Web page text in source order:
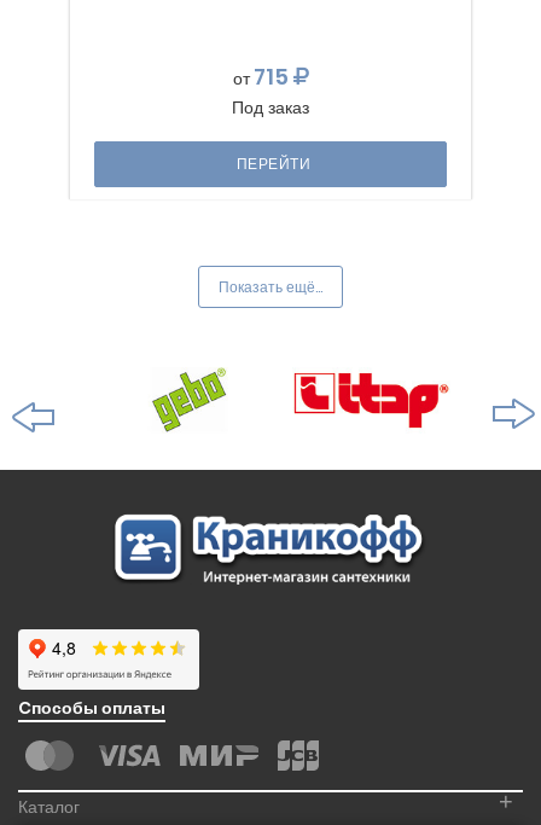
от715
Под заказ
ПЕРЕЙТИ
Показать ещё...
Cпособы оплаты
Каталог +